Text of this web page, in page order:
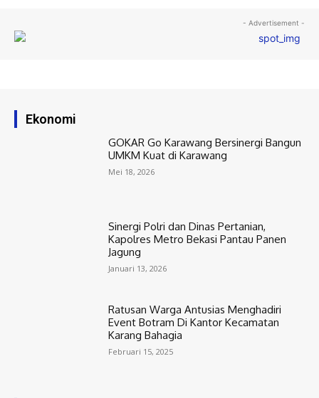
- Advertisement -
Ekonomi
GOKAR Go Karawang Bersinergi Bangun
UMKM Kuat di Karawang
Mei 18, 2026
Sinergi Polri dan Dinas Pertanian,
Kapolres Metro Bekasi Pantau Panen
Jagung
Januari 13, 2026
Ratusan Warga Antusias Menghadiri
Event Botram Di Kantor Kecamatan
Karang Bahagia
Februari 15, 2025